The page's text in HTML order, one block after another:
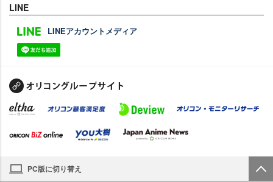
LINE
LINEアカウントメディア
PC版に切り替え